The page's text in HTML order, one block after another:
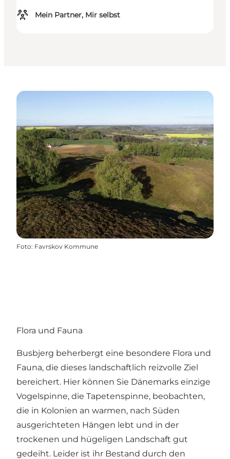
Mein Partner, Mir selbst
Foto: Favrskov Kommune
Flora und Fauna
Busbjerg beherbergt eine besondere Flora und
Fauna, die dieses landschaftlich reizvolle Ziel
bereichert. Hier können Sie Dänemarks einzige
Vogelspinne, die Tapetenspinne, beobachten,
die in Kolonien an warmen, nach Süden
ausgerichteten Hängen lebt und in der
trockenen und hügeligen Landschaft gut
gedeiht. Leider ist ihr Bestand durch den